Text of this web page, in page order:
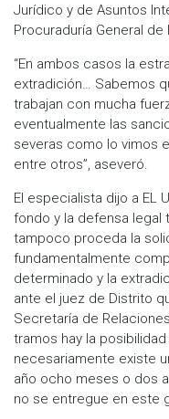
Jurídico y de Asuntos
Procuraduría General de
“En ambos casos la
extradición… Sabemos
trabajan con mucha
eventualmente las
severas como lo vimos
entre otros”, aseveró.
El especialista dijo a EL
fondo y la defensa legal
tampoco proceda la
fundamentalmente
determinado y la
ante el juez de Distrito
Secretaría de
tramos hay la
necesariamente existe
año ocho meses o dos
no se entregue en este